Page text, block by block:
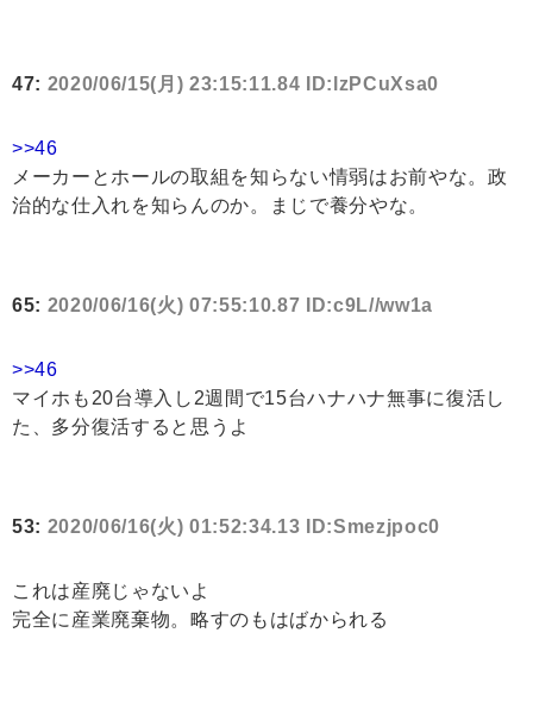
47: 2020/06/15(月) 23:15:11.84 ID:lzPCuXsa0
>>46
メーカーとホールの取組を知らない情弱はお前やな。政
治的な仕入れを知らんのか。まじで養分やな。
65: 2020/06/16(火) 07:55:10.87 ID:c9L//ww1a
>>46
マイホも20台導入し2週間で15台ハナハナ無事に復活し
た、多分復活すると思うよ
53: 2020/06/16(火) 01:52:34.13 ID:Smezjpoc0
これは産廃じゃないよ
完全に産業廃棄物。略すのもはばかられる